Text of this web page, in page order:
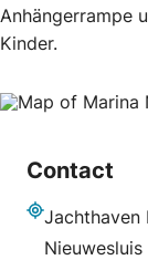
Anhängerrampe
Kinder.
Contact
Jachthaven